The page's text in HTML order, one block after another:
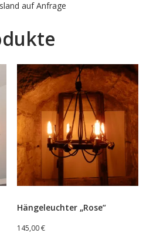
auf Anfrage
Hängeleuchter „Rose“
145,00€